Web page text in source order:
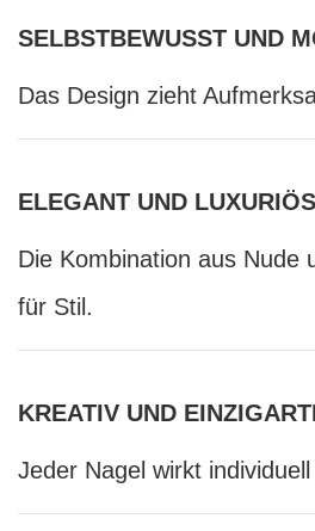
SELBSTBEWUSST UND
Das Design zieht
ELEGANT UND LUXURIÖS
Die Kombination aus Nude
für Stil.
KREATIV UND
Jeder Nagel wirkt